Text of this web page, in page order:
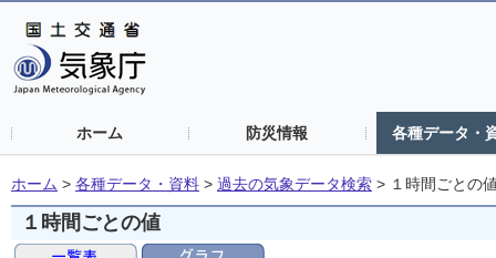
ホーム 防災情報 各種データ・
ホーム > 各種データ・資料 > 過去の気象データ検索 > １時間ごとの
１時間ごとの値